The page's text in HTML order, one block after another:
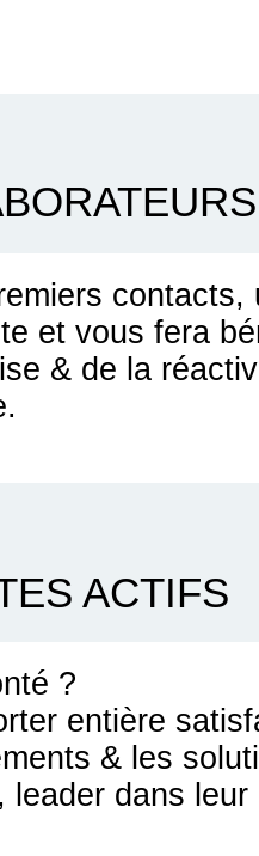
contacts,
et vous fera
& de la
ACTIFS
?
entière
& les
leader dans leur